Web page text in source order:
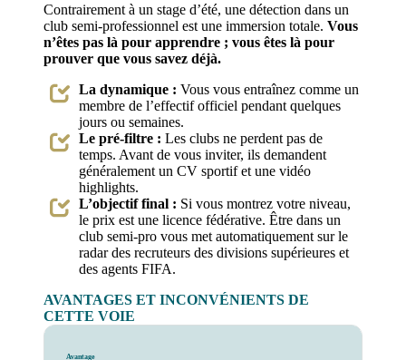
Contrairement à un stage d’été, une détection dans un
club semi-professionnel est une immersion totale. Vous
n’êtes pas là pour apprendre ; vous êtes là pour
prouver que vous savez déjà.
La dynamique : Vous vous entraînez comme un
membre de l’effectif officiel pendant quelques
jours ou semaines.
Le pré-filtre : Les clubs ne perdent pas de
temps. Avant de vous inviter, ils demandent
généralement un CV sportif et une vidéo
highlights.
L’objectif final : Si vous montrez votre niveau,
le prix est une licence fédérative. Être dans un
club semi-pro vous met automatiquement sur le
radar des recruteurs des divisions supérieures et
des agents FIFA.
AVANTAGES ET INCONVÉNIENTS DE
CETTE VOIE
Avantage